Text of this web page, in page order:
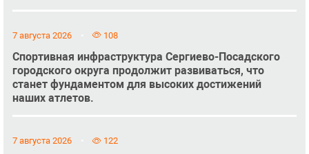
7 августа 2026 108
Спортивная инфраструктура Сергиево-Посадского
городского округа продолжит развиваться, что
станет фундаментом для высоких достижений
наших атлетов.
7 августа 2026 122